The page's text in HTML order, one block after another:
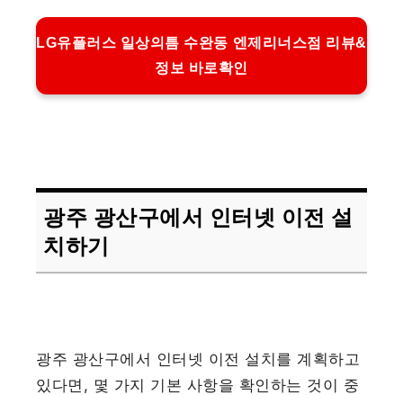
LG유플러스 일상의틈 수완동 엔제리너스점 리뷰&
정보 바로확인
광주 광산구에서 인터넷 이전 설
치하기
광주 광산구에서 인터넷 이전 설치를 계획하고
있다면, 몇 가지 기본 사항을 확인하는 것이 중